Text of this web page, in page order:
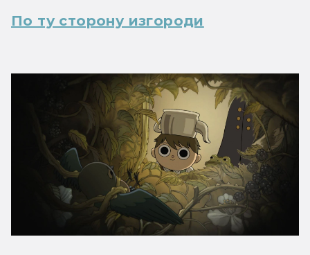
По ту сторону изгороди